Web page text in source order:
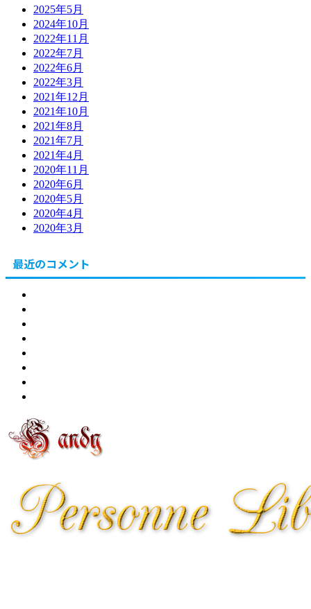
2025年5月
2024年10月
2022年11月
2022年7月
2022年6月
2022年3月
2021年12月
2021年10月
2021年8月
2021年7月
2021年4月
2020年11月
2020年6月
2020年5月
2020年4月
2020年3月
最近のコメント